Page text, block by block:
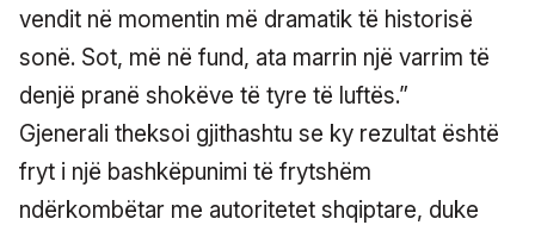
vendit në momentin më dramatik të historisë
sonë. Sot, më në fund, ata marrin një varrim të
denjë pranë shokëve të tyre të luftës.”
Gjenerali theksoi gjithashtu se ky rezultat është
fryt i një bashkëpunimi të frytshëm
ndërkombëtar me autoritetet shqiptare, duke